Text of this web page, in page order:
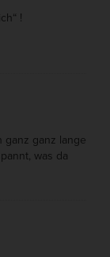
!
ganz ganz lange
was da